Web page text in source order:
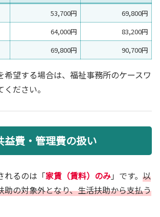
53,700円
69,800円
64,000円
83,200円
69,800円 90,700円
希望する場合は、福祉事務所のケースワ
ださい。
益費・管理費の扱い
れるのは「家賃（賃料）のみ」です。 以
助の対象外となり、生活扶助から支払う